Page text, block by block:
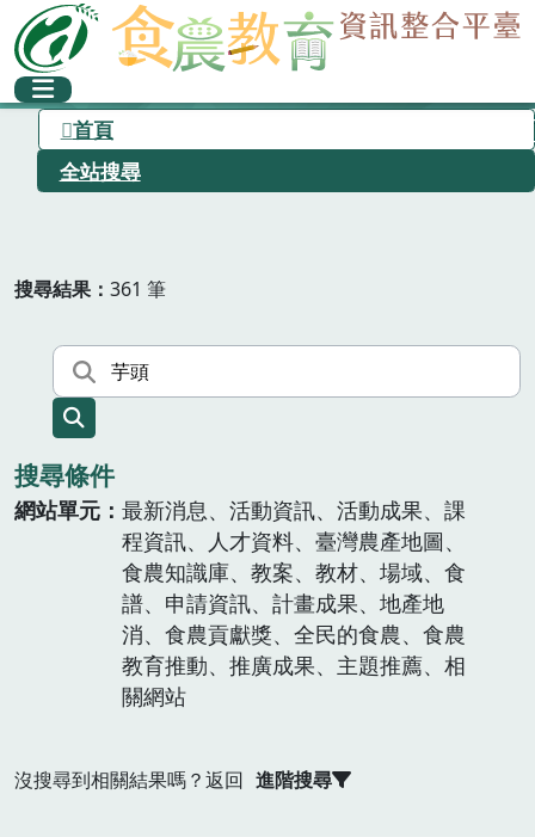
首頁
全站搜尋
搜尋結果 361 筆
搜尋條件
網站單元
最新消息、活動資訊、活動成果、課
程資訊、人才資料、臺灣農產地圖、
食農知識庫、教案、教材、場域、食
譜、申請資訊、計畫成果、地產地
消、食農貢獻獎、全民的食農、食農
教育推動、推廣成果、主題推薦、相
關網站
沒搜尋到相關結果嗎？返回 進階搜尋